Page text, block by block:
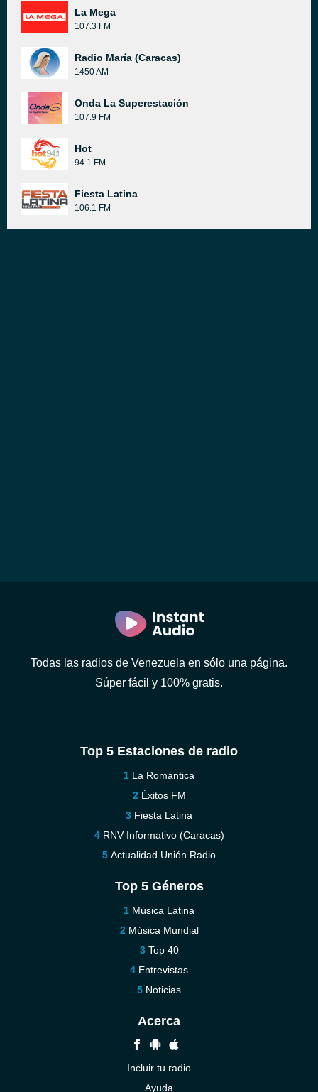
La Mega
107.3 FM
Radio María (Caracas)
1450 AM
Onda La Superestación
107.9 FM
Hot
94.1 FM
Fiesta Latina
106.1 FM
Todas las radios de Venezuela en sólo una página.
Súper fácil y 100% gratis.
Top 5 Estaciones de radio
La Romántica
Éxitos FM
Fiesta Latina
RNV Informativo (Caracas)
Actualidad Unión Radio
Top 5 Géneros
Música Latina
Música Mundial
Top 40
Entrevistas
Noticias
Acerca
Incluir tu radio
Ayuda